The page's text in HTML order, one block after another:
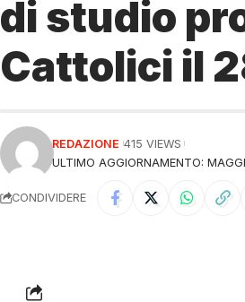
di studio
Cattolici il
ULTIMO AGGIORNAMENTO:
REDAZIONE 415 VIEWS
CONDIVIDERE